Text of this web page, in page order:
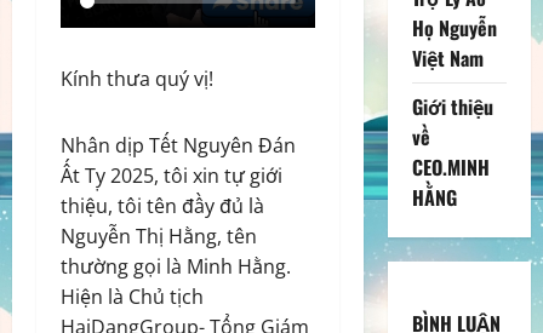
Kính thưa quý vị!
Nhân dịp Tết Nguyên Đán
Ất Tỵ 2025, tôi xin tự giới
thiệu, tôi tên đầy đủ là
Nguyễn Thị Hằng, tên
thường gọi là Minh Hằng.
Hiện là Chủ tịch
HaiDangGroup- Tổng Giám
Họ Nguyễn
Việt Nam
Giới thiệu
về
CEO.MINH
HẰNG
BÌNH LUẬN